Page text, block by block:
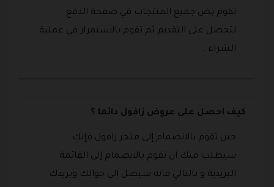
تقوم بض جميع المنتجات في صفحة الدفع
لتحصل على التقديم ثم تقوم بالاستمرار في عملية
الشراء .
كيف احصل على عروض زافول دائما ؟
حين تقوم بالانضمام إلى متجر زافول فإنك
سيطلب منك ان تقوم بالانضمام إلى القائمة
البريدية و بالتالي فانه سيصل الى جوالك وبريدك